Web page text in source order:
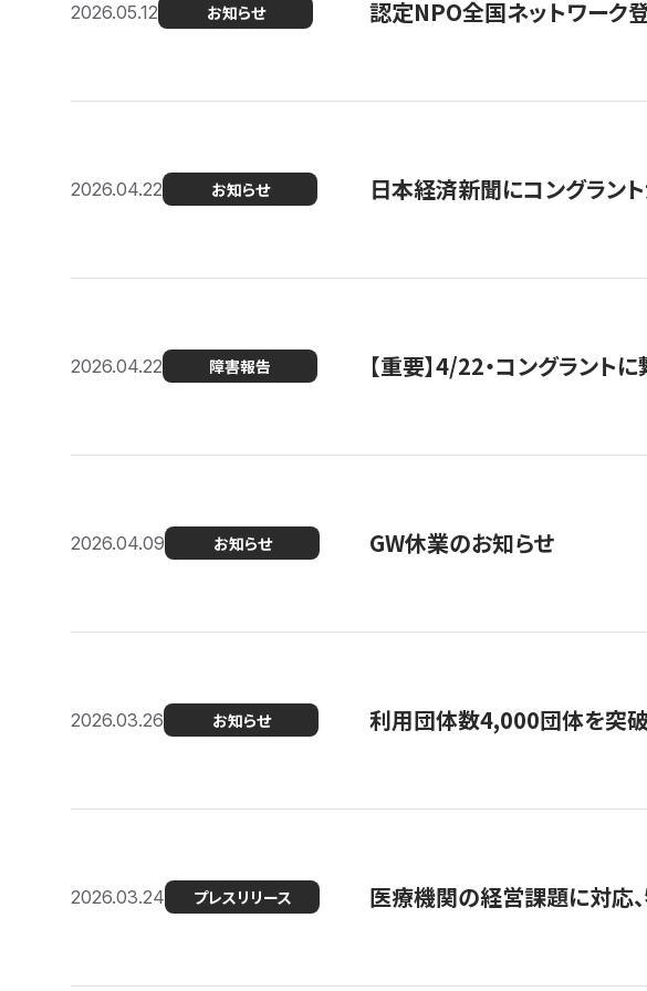
2026.05.12 お知らせ 認定NPO全国ネットワーク
2026.04.22 お知らせ 日本経済新聞にコングラン
2026.04.22 障害報告 【重要】4/22・コングラント
2026.04.09 お知らせ GW休業のお知らせ
2026.03.26 お知らせ 利用団体数4,000団体を突破
2026.03.24 プレスリリース 医療機関の経営課題に対応